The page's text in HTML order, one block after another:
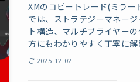
XMのコピートレード(ミラ
では、ストラテジーマネー
ト構造、マルチプライヤー
方にもわかりやすく丁寧に解
2025-12-02